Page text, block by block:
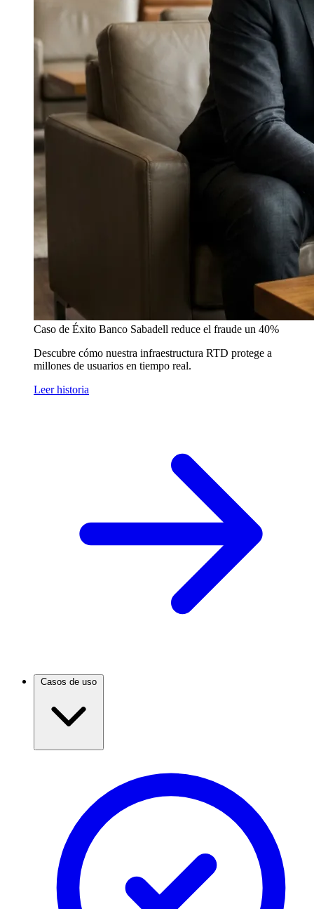
Caso de Éxito Banco Sabadell reduce el fraude un 40%
Descubre cómo nuestra infraestructura RTD protege a
millones de usuarios en tiempo real.
Leer historia
Casos de uso